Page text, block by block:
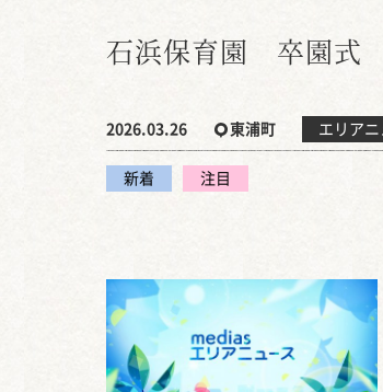
石浜保育園 卒園式
2026.03.26 東浦町 エリアニ
新着 注目